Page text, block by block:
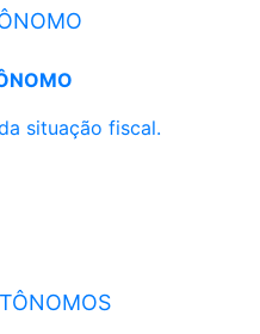
situação fiscal.